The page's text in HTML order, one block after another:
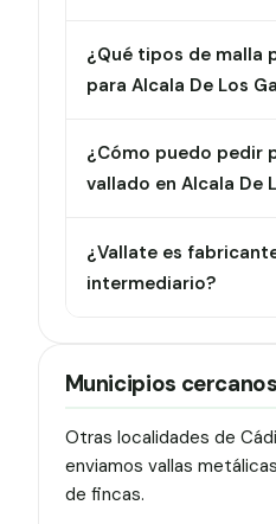
¿Qué tipos de malla
para Alcala De Los
¿Cómo puedo pedir
vallado en Alcala De
¿Vallate es
intermediario?
Municipios
Otras localidades de
enviamos vallas
de fincas.